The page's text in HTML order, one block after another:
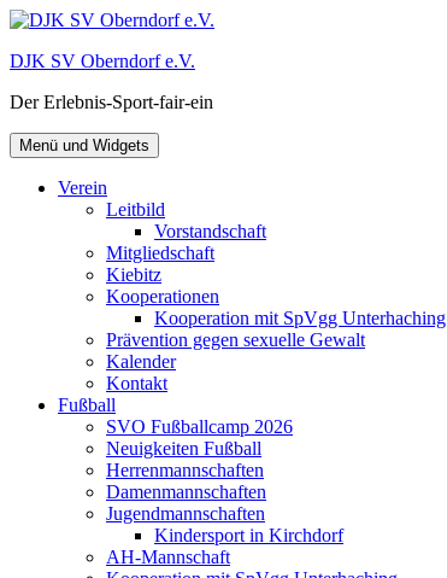
Zum
springen
DJK SV Oberndorf e.V.
Der Erlebnis-Sport-fair-ein
Menü und Widgets
Verein
Leitbild
Vorstandschaft
Mitgliedschaft
Kiebitz
Kooperationen
Kooperation mit SpVgg Unterhaching
Prävention gegen sexuelle Gewalt
Kalender
Kontakt
Fußball
SVO Fußballcamp 2026
Neuigkeiten Fußball
Herrenmannschaften
Damenmannschaften
Jugendmannschaften
Kindersport in Kirchdorf
AH-Mannschaft